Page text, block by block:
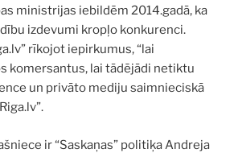
ministrijas iebildēm 2014.gadā, ka
izdevumi kropļo konkurenci.
rīkojot iepirkumus, “lai
komersantus, lai tādējādi netiktu
un privāto mediju saimnieciskā
ir “Saskaņas” politiķa Andreja